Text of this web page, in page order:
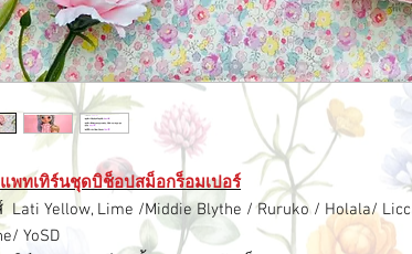
แพทเทิร์นชุดบิช็อปสม็อกร็อมเปอร์
Lati Yellow, Lime /Middie Blythe / Ruruko / Holala/
YoSD